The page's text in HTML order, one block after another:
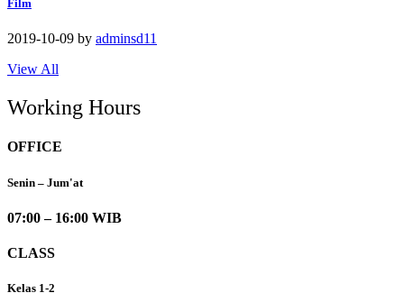
Film
2019-10-09 by adminsd11
View All
Working Hours
OFFICE
Senin – Jum'at
07:00 – 16:00 WIB
CLASS
Kelas 1-2